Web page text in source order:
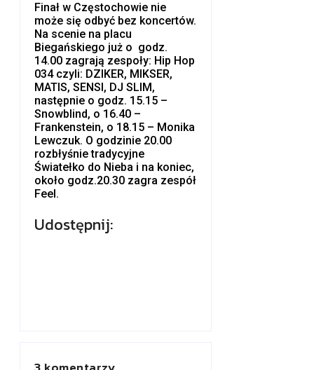
Finał w Częstochowie nie
może się odbyć bez koncertów.
Na scenie na placu
Biegańskiego już o godz.
14.00 zagrają zespoły: Hip Hop
034 czyli: DZIKER, MIKSER,
MATIS, SENSI, DJ SLIM,
następnie o godz. 15.15 –
Snowblind, o 16.40 –
Frankenstein, o 18.15 – Monika
Lewczuk. O godzinie 20.00
rozbłyśnie tradycyjne
Światełko do Nieba i na koniec,
około godz.20.30 zagra zespół
Feel.
Udostępnij: